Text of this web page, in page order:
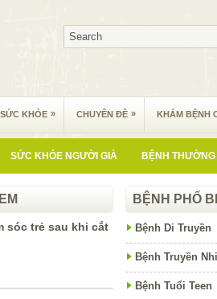
KHỎE » CHUYÊN ĐỀ » KHÁM BỆNH
SỨC KHỎE NGƯỜI GIÀ BỆNH
sóc trẻ sau khi cắt
BỆNH PHỔ
Bệnh Di Truyền
Bệnh Truyền
Bệnh Tuổi Teen